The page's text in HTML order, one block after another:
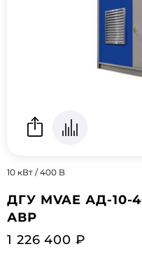
10 кВт / 400 В
ДГУ MVAE АД-10-
АВР
1 226 400 ₽